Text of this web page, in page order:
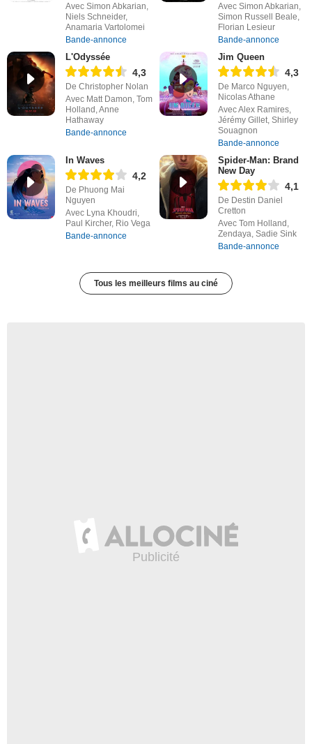
Avec Simon Abkarian,
Niels Schneider,
Anamaria Vartolomei
Bande-annonce
Avec Simon Abkarian,
Simon Russell Beale,
Florian Lesieur
Bande-annonce
L'Odyssée
4,3
De Christopher Nolan
Avec Matt Damon, Tom
Holland, Anne
Hathaway
Bande-annonce
Jim Queen
4,3
De Marco Nguyen,
Nicolas Athane
Avec Alex Ramires,
Jérémy Gillet, Shirley
Souagnon
Bande-annonce
In Waves
4,2
De Phuong Mai
Nguyen
Avec Lyna Khoudri,
Paul Kircher, Rio Vega
Bande-annonce
Spider-Man: Brand
New Day
4,1
De Destin Daniel
Cretton
Avec Tom Holland,
Zendaya, Sadie Sink
Bande-annonce
Tous les meilleurs films au ciné